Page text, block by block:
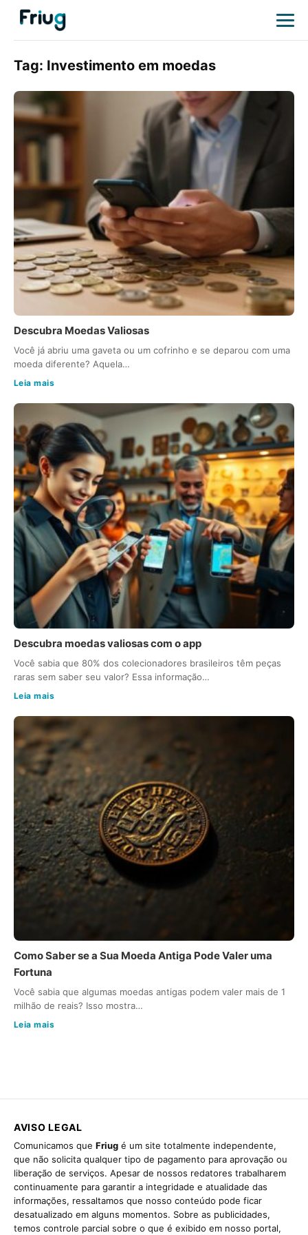
Tag: Investimento em moedas
Descubra Moedas Valiosas
Você já abriu uma gaveta ou um cofrinho e se deparou com uma
moeda diferente? Aquela…
Leia mais
Descubra moedas valiosas com o app
Você sabia que 80% dos colecionadores brasileiros têm peças
raras sem saber seu valor? Essa informação…
Leia mais
Como Saber se a Sua Moeda Antiga Pode Valer uma
Fortuna
Você sabia que algumas moedas antigas podem valer mais de 1
milhão de reais? Isso mostra…
Leia mais
AVISO LEGAL
Comunicamos que Friug é um site totalmente independente,
que não solicita qualquer tipo de pagamento para aprovação ou
liberação de serviços. Apesar de nossos redatores trabalharem
continuamente para garantir a integridade e atualidade das
informações, ressaltamos que nosso conteúdo pode ficar
desatualizado em alguns momentos. Sobre as publicidades,
temos controle parcial sobre o que é exibido em nosso portal,